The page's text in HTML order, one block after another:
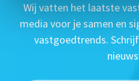
Wij vatten het laatste
media voor je samen en
vastgoedtrends.